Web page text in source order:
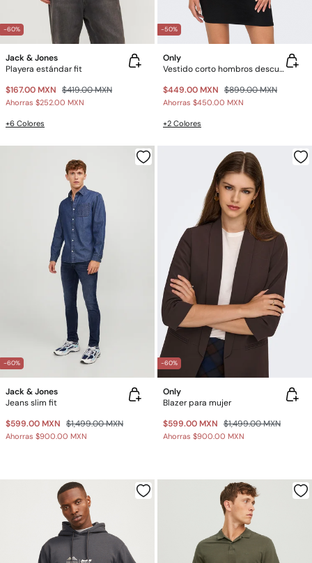
-60%
Jack & Jones
Playera estándar fit
$167.00 MXN $419.00 MXN
Ahorras $252.00 MXN
+6 Colores
-50%
Only
Vestido corto hombros descubiertos
$449.00 MXN $899.00 MXN
Ahorras $450.00 MXN
+2 Colores
-60%
Jack & Jones
Jeans slim fit
$599.00 MXN $1,499.00 MXN
Ahorras $900.00 MXN
-60%
Only
Blazer para mujer
$599.00 MXN $1,499.00 MXN
Ahorras $900.00 MXN